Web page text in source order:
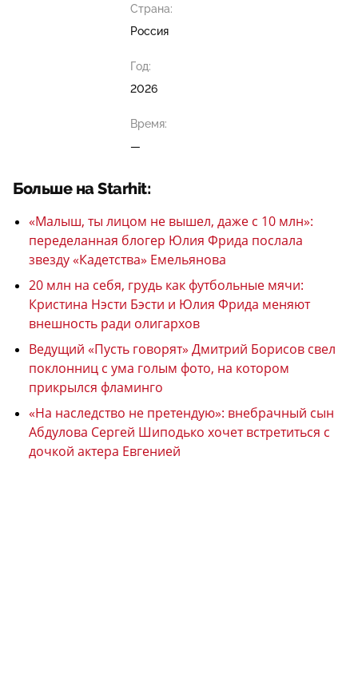
Страна:
Россия
Год:
2026
Время:
—
Больше на Starhit:
«Малыш, ты лицом не вышел, даже с 10 млн»:
переделанная блогер Юлия Фрида послала
звезду «Кадетства» Емельянова
20 млн на себя, грудь как футбольные мячи:
Кристина Нэсти Бэсти и Юлия Фрида меняют
внешность ради олигархов
Ведущий «Пусть говорят» Дмитрий Борисов свел
поклонниц с ума голым фото, на котором
прикрылся фламинго
«На наследство не претендую»: внебрачный сын
Абдулова Сергей Шиподько хочет встретиться с
дочкой актера Евгенией